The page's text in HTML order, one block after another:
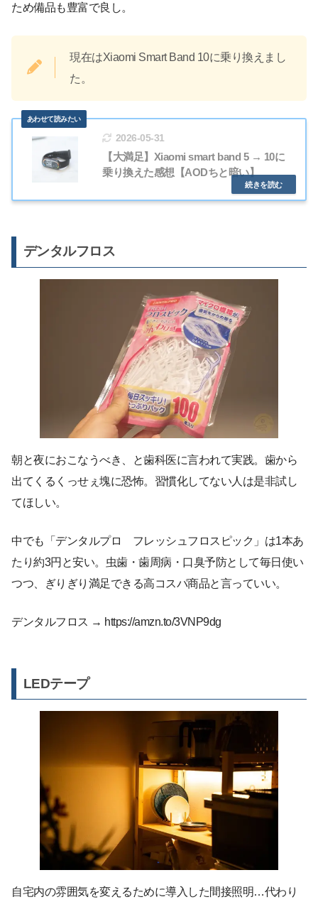
ため備品も豊富で良し。
現在はXiaomi Smart Band 10に乗り換えまし
た。
2026-05-31
【大満足】Xiaomi smart band 5 → 10に
乗り換えた感想【AODちと暗い】
デンタルフロス
朝と夜におこなうべき、と歯科医に言われて実践。歯から
出てくるくっせぇ塊に恐怖。習慣化してない人は是非試し
てほしい。
中でも「デンタルプロ フレッシュフロスピック」は1本あ
たり約3円と安い。虫歯・歯周病・口臭予防として毎日使い
つつ、ぎりぎり満足できる高コスパ商品と言っていい。
デンタルフロス → https://amzn.to/3VNP9dg
LEDテープ
自宅内の雰囲気を変えるために導入した間接照明…代わり